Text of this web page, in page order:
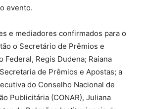
evento.
e mediadores confirmados para o
o Secretário de Prêmios e
Federal, Regis Dudena; Raiana
de Prêmios e Apostas; a
do Conselho Nacional de
Publicitária (CONAR), Juliana